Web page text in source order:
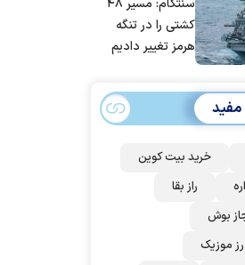
مردم ایران استسنتکام: مسیر ۴۸
کشتی را در تنگه
هرمز تغییر دادیم
خرید بیت کوین
راز بقا
بوش
رز‌ موزیک